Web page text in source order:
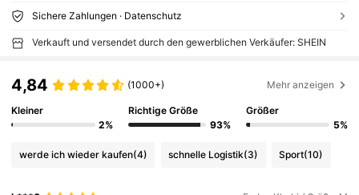
Sichere Zahlungen · Datenschutz
Verkauft und versendet durch den gewerblichen Verkäufer: SHEIN
4,84 (1000+) Mehr anzeigen
Kleiner
2%
Richtige Größe
93%
Größer
5%
werde ich wieder kaufen(4) schnelle Logistik(3) Sport(10)